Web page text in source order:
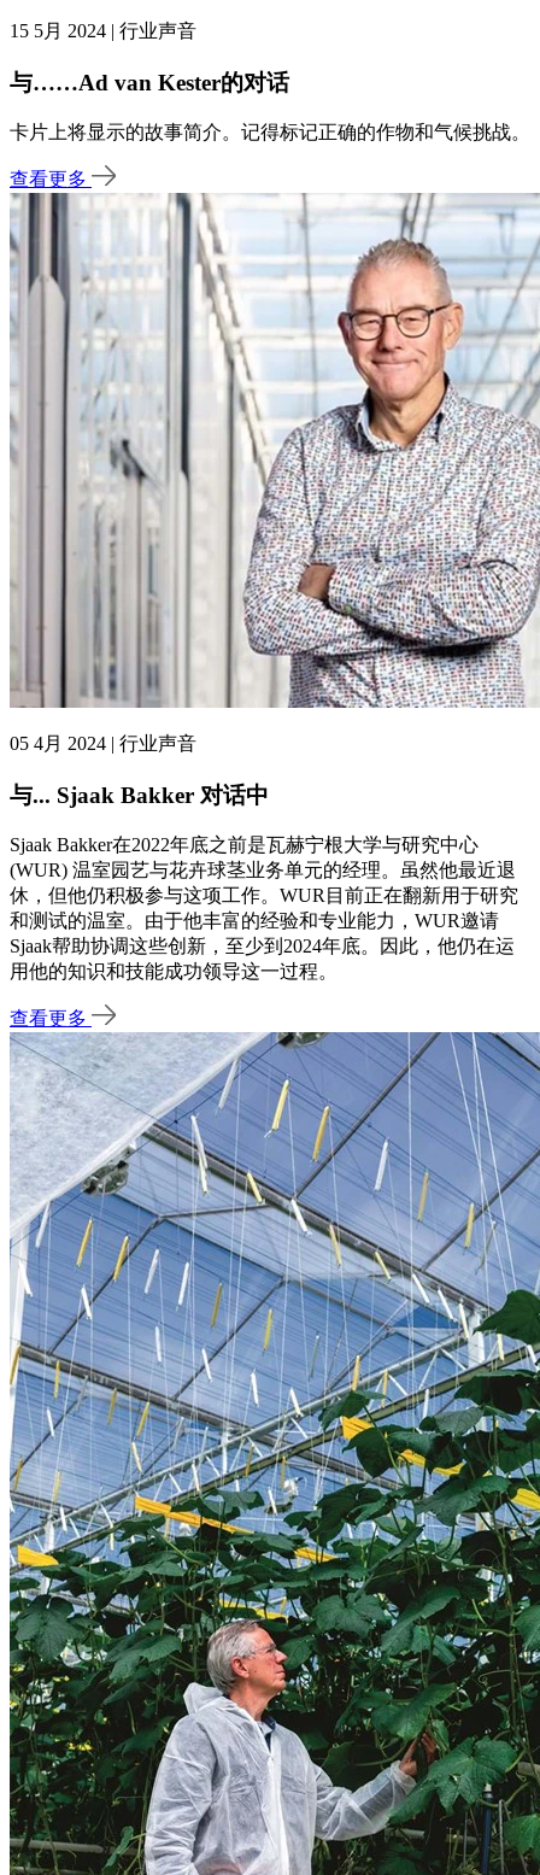
15 5月 2024 | 行业声音
与……Ad van Kester的对话
卡片上将显示的故事简介。记得标记正确的作物和气候挑战。
查看更多
05 4月 2024 | 行业声音
与... Sjaak Bakker 对话中
Sjaak Bakker在2022年底之前是瓦赫宁根大学与研究中心
(WUR) 温室园艺与花卉球茎业务单元的经理。虽然他最近退
休，但他仍积极参与这项工作。WUR目前正在翻新用于研究
和测试的温室。由于他丰富的经验和专业能力，WUR邀请
Sjaak帮助协调这些创新，至少到2024年底。因此，他仍在运
用他的知识和技能成功领导这一过程。
查看更多